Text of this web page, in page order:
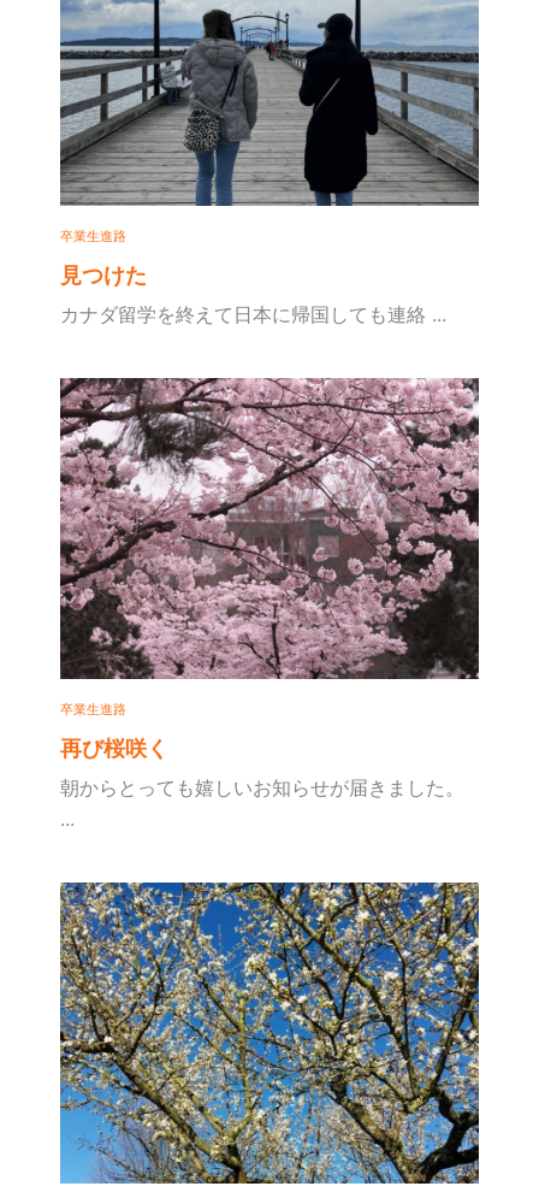
卒業生進路
見つけた
カナダ留学を終えて日本に帰国しても連絡 ...
卒業生進路
再び桜咲く
朝からとっても嬉しいお知らせが届きました。
...